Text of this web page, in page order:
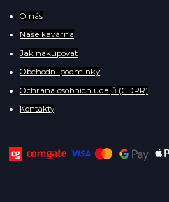
O nás
Naše kavárna
Jak nakupovat
Obchodní podmínky
Ochrana osobních údajů (GDPR)
Kontakty